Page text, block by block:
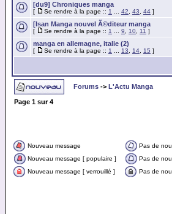
[du9] Chroniques manga
[ Se rendre à la page :: 1 42 43 44 ]
[Isan Manga nouvel Ã©diteur manga
[ Se rendre à la page :: 1 9 10 11 ]
manga en allemagne, italie (2)
[ Se rendre à la page :: 1 13 14 15 ]
Forums -> L'Actu Manga
Page 1 sur4
Nouveau message Pas de
Nouveau message [ populaire ]
Pas de
Nouveau message [ verrouillé ]
Pas de